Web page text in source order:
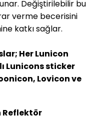
Değiştirilebilir bu
verme becerisini
katkı sağlar.
Her Lunicon
Lunicons sticker
Lovicon ve
Reflektör